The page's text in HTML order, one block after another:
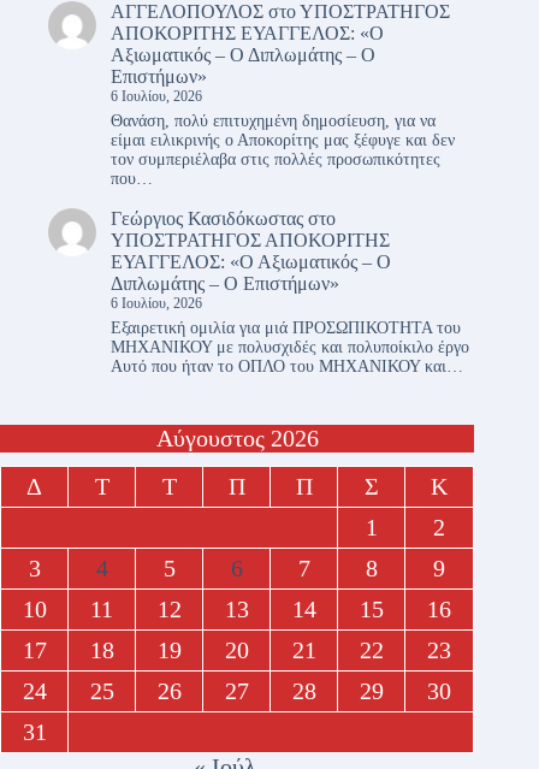
ΑΓΓΕΛΟΠΟΥΛΟΣ στοΥΠΟΣΤΡΑΤΗΓΟΣ
ΑΠΟΚΟΡΙΤΗΣ ΕΥΑΓΓΕΛΟΣ: «Ο
Αξιωματικός – Ο Διπλωμάτης – Ο
Επιστήμων»
6 Ιουλίου, 2026
Θανάση, πολύ επιτυχημένη δημοσίευση, για να
είμαι ειλικρινής ο Αποκορίτης μας ξέφυγε και δεν
τον συμπεριέλαβα στις πολλές προσωπικότητες
που…
Γεώργιος Κασιδόκωστας στο
ΥΠΟΣΤΡΑΤΗΓΟΣ ΑΠΟΚΟΡΙΤΗΣ
ΕΥΑΓΓΕΛΟΣ: «Ο Αξιωματικός – Ο
Διπλωμάτης – Ο Επιστήμων»
6 Ιουλίου, 2026
Εξαιρετική ομιλία για μιά ΠΡΟΣΩΠΙΚΟΤΗΤΑ του
ΜΗΧΑΝΙΚΟΥ με πολυσχιδές και πολυποίκιλο έργο
Αυτό που ήταν το ΟΠΛΟ του ΜΗΧΑΝΙΚΟΥ και…
Αύγουστος 2026
Δ
Τ Τ Π Π Σ
Κ
1
2
3
4 5 6 7 8
9
10
11 12 13 14 15
16
17
18 19 20 21 22
23
24
25 26 27 28 29
30
31